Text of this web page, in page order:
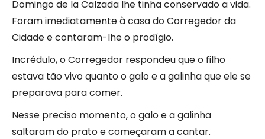
Domingo de la Calzada lhe tinha conservado a vida.
Foram imediatamente à casa do Corregedor da
Cidade e contaram-lhe o prodígio.
Incrédulo, o Corregedor respondeu que o filho
estava tão vivo quanto o galo e a galinha que ele se
preparava para comer.
Nesse preciso momento, o galo e a galinha
saltaram do prato e começaram a cantar.